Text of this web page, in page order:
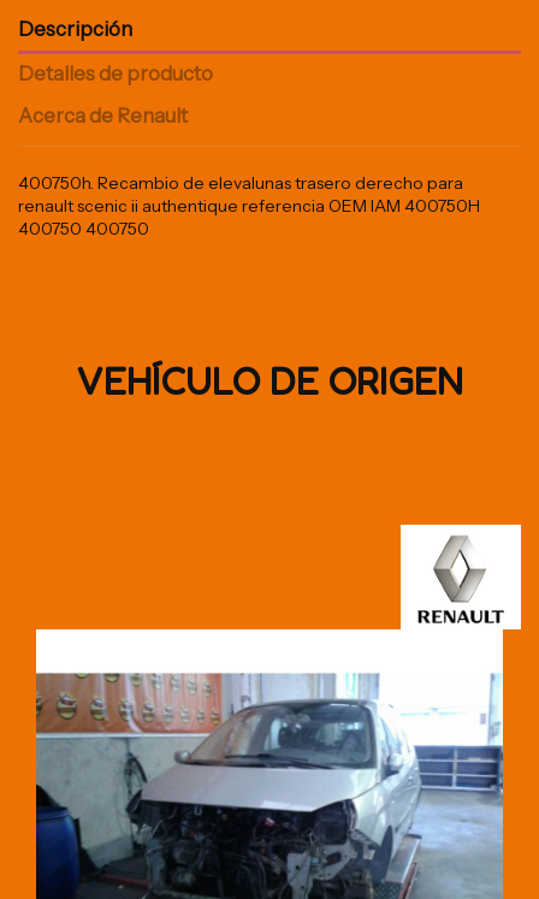
Descripción
Detalles de producto
Acerca de Renault
400750h. Recambio de elevalunas trasero derecho para
renault scenic ii authentique referencia OEM IAM 400750H
400750 400750
VEHÍCULO DE ORIGEN